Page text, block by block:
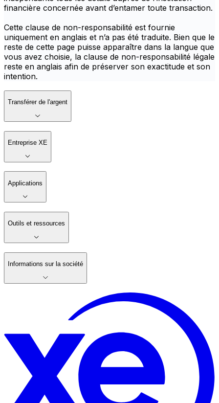
financière concernée avant d’entamer toute transaction.
Cette clause de non-responsabilité est fournie
uniquement en anglais et n’a pas été traduite. Bien que le
reste de cette page puisse apparaître dans la langue que
vous avez choisie, la clause de non-responsabilité légale
reste en anglais afin de préserver son exactitude et son
intention.
Transférer de l'argent
Entreprise XE
Applications
Outils et ressources
Informations sur la société